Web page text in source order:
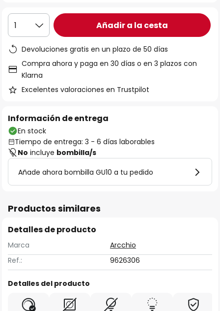
1 Añadir a la cesta
Devoluciones gratis en un plazo de 50 días
Compra ahora y paga en 30 días o en 3 plazos con
Klarna
Excelentes valoraciones en Trustpilot
Información de entrega
En stock
Tiempo de entrega: 3 - 6 días laborables
No incluye bombilla/s
Añade ahora bombilla GU10 a tu pedido
Productos similares
Detalles de producto
Marca
Arcchio
Ref.:
9626306
Detalles del producto